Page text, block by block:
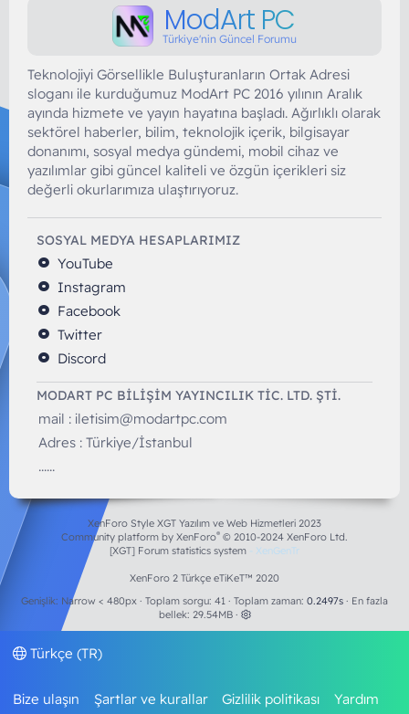
ModArt PC
Türkiye'nin Güncel Forumu
Teknolojiyi Görsellikle Buluşturanların Ortak Adresi
sloganı ile kurduğumuz ModArt PC 2016 yılının Aralık
ayında hizmete ve yayın hayatına başladı. Ağırlıklı olarak
sektörel haberler, bilim, teknolojik içerik, bilgisayar
donanımı, sosyal medya gündemi, mobil cihaz ve
yazılımlar gibi güncel kaliteli ve özgün içerikleri siz
değerli okurlarımıza ulaştırıyoruz.
SOSYAL MEDYA HESAPLARIMIZ
YouTube
Instagram
Facebook
Twitter
Discord
MODART PC BILIŞIM YAYINCILIK TİC. LTD. ŞTİ.
mail : iletisim@modartpc.com
Adres : Türkiye/İstanbul
......
XenForo Style XGT Yazılım ve Web Hizmetleri 2023
Community platform by XenForo® © 2010-2024 XenForo Ltd.
[XGT] Forum statistics system
- XenGenTr
XenForo 2 Türkçe eTiKeT™ 2020
Genişlik
Toplam sorgu 41 Toplam zaman 0.2497s
En fazla
bellek 29.54MB
Türkçe (TR)
Bize ulaşın Şartlar ve kurallar Gizlilik politikası Yardım